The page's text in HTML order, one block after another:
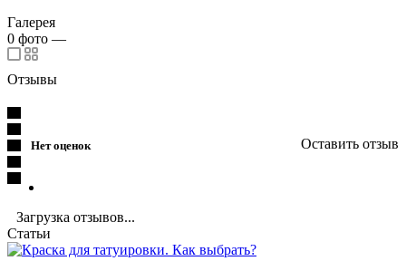
Галерея
0 фото —
Отзывы
Нет оценок Оставить отзыв
Загрузка отзывов...
Статьи